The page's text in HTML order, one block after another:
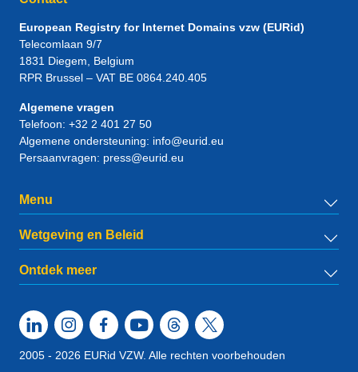
European Registry for Internet Domains vzw (EURid)
Telecomlaan 9/7
1831 Diegem , Belgium
RPR Brussel – VAT BE 0864.240.405
Algemene vragen
Telefoon: +32 2 401 27 50
Algemene ondersteuning: info@eurid.eu
Persaanvragen: press@eurid.eu
Menu
Wetgeving en Beleid
Ontdek meer
2005 - 2026 EURid VZW. Alle rechten voorbehouden